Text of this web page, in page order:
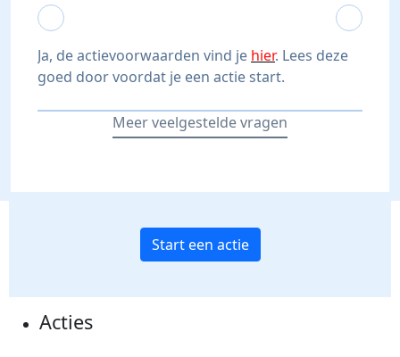
expand_more
expand_less expand_more
expand_less
Ja, de actievoorwaarden vind je hier. Lees deze
goed door voordat je een actie start.
Meer veelgestelde vragen
Start een actie
Acties